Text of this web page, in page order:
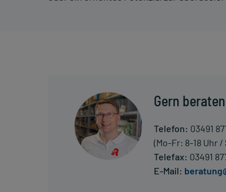
Gern
Telefon: 03491
(Mo-Fr: 8-18 Uhr /
Telefax: 03491
E-Mail: